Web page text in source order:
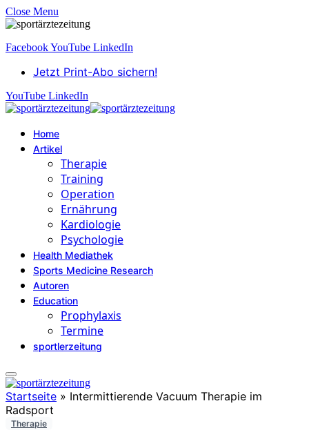
Close Menu
FacebookYouTube LinkedIn
Jetzt Print-Abo sichern!
YouTube LinkedIn
Home
Artikel
Therapie
Training
Operation
Ernährung
Kardiologie
Psychologie
Health Mediathek
Sports Medicine Research
Autoren
Education
Prophylaxis
Termine
sportlerzeitung
Startseite » Intermittierende Vacuum Therapie im
Radsport
Therapie